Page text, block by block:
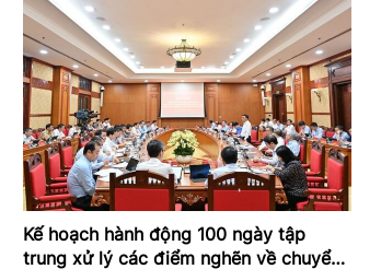
Kế hoạch hành động 100 ngày tập
trung xử lý các điểm nghẽn về chuyển